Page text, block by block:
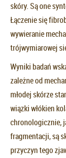
skóry. Są one
Łączenie się
wywieranie
trójwymiarowej
Wyniki badań
zależne od
młodej skórze
wiązki włókien
chronologicznie,
fragmentacji, są
przyczyn tego